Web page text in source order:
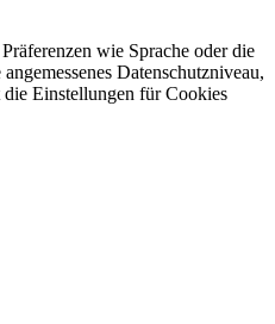
wie Sprache oder die
Daten­schutz­niveau,
Einstellungen für Cookies